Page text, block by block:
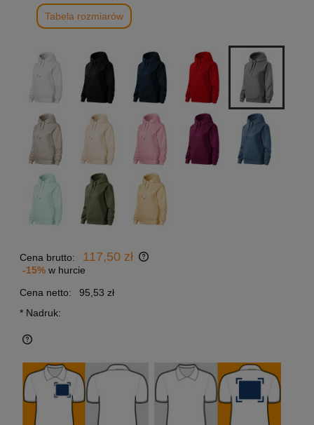
Tabela rozmiarów
Cena brutto: 117,50 zł
-15% w hurcie
Cena netto:
95,53 zł
* Nadruk: